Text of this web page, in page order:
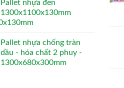
Pallet nhựa đen
1300x1100x130mm
Pallet nhựa chống tràn
dầu - hóa chất 2 phuy -
1300x680x300mm